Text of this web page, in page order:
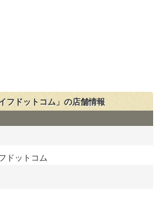
フドットコム」の店舗情報
ドットコム